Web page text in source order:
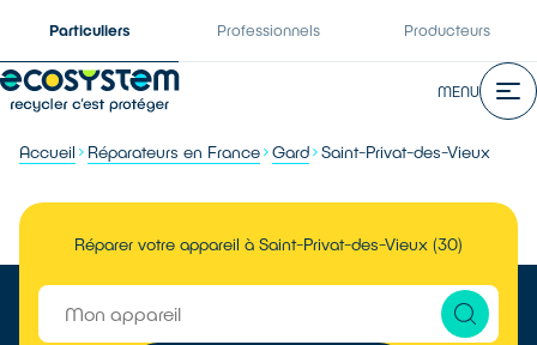
Particuliers Professionnels Producteurs
MENU
Accueil Réparateurs en France Gard Saint-Privat-des-Vieux
Réparer votre appareil à Saint-Privat-des-Vieux (30)